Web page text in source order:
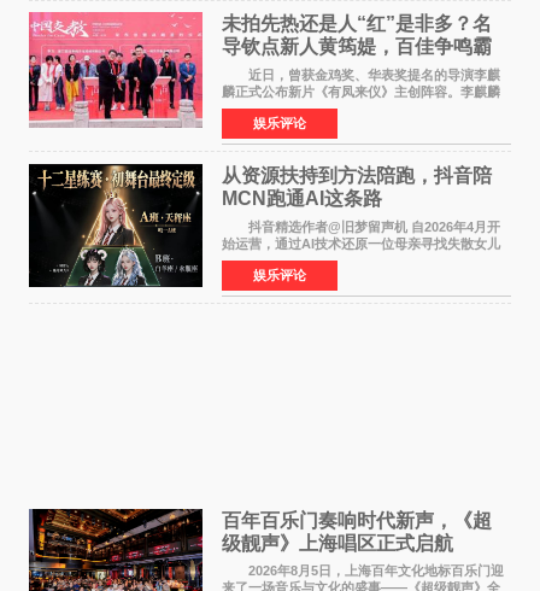
未拍先热还是人“红”是非多？名
导钦点新人黄筠媞，百佳争鸣霸
气回应
近日，曾获金鸡奖、华表奖提名的导演李麒
麟正式公布新片《有凤来仪》主创阵容。李麒麟
早年凭电影《华容道》获得金鸡奖、华表奖提
名，此后长期参与国内外电影制作，其担任制片
人参与的作品亦曾
娱乐评论
从资源扶持到方法陪跑，抖音陪
MCN跑通AI这条路
抖音精选作者@旧梦留声机 自2026年4月开
始运营，通过AI技术还原一位母亲寻找失散女儿
的故事，凭借强情感表达获得大量用户关注，发
布仅21小时便获得超1亿曝光、超1000万互动。
此后，账号持续沿
娱乐评论
百年百乐门奏响时代新声，《超
级靓声》上海唱区正式启航
2026年8月5日，上海百年文化地标百乐门迎
来了一场音乐与文化的盛事——《超级靓声》全